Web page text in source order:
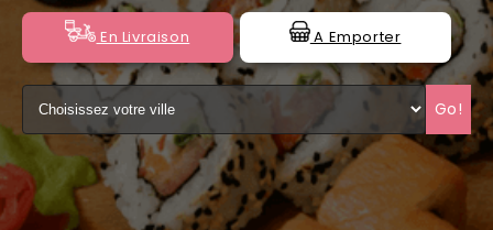
NOTRE RESTAURANT
VOS AVIS
MENTIONS LÉGALES
C.G.V
En Livraison A Emporter
Go!